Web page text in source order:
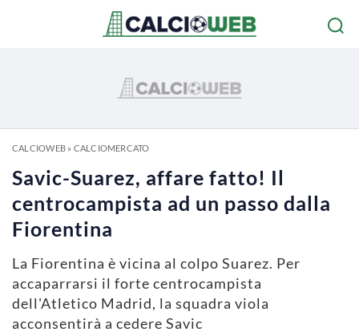
CALCIOWEB» CALCIOMERCATO
Savic-Suarez, affare fatto! Il
centrocampista ad un passo dalla
Fiorentina
La Fiorentina è vicina al colpo Suarez. Per
accaparrarsi il forte centrocampista
dell'Atletico Madrid, la squadra viola
acconsentirà a cedere Savic